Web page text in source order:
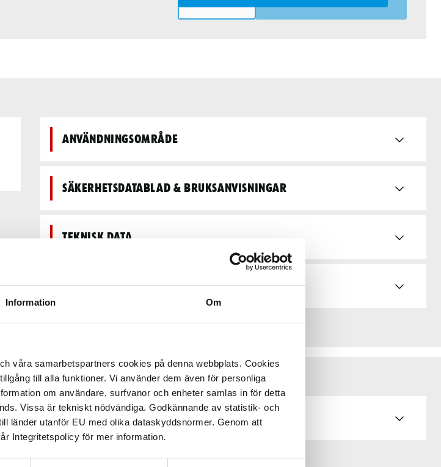
Information Om
våra samarbetspartners cookies på denna webbplats. Cookies
till alla funktioner. Vi använder dem även för personliga
om användare, surfvanor och enheter samlas in för detta
Vissa är tekniskt nödvändiga. Godkännande av statistik- och
länder utanför EU med olika dataskyddsnormer. Genom att
Integritetspolicy för mer information.
Användningsområde
Säkerhetsdatablad & bruksanvisningar
Teknisk data
Recensioner